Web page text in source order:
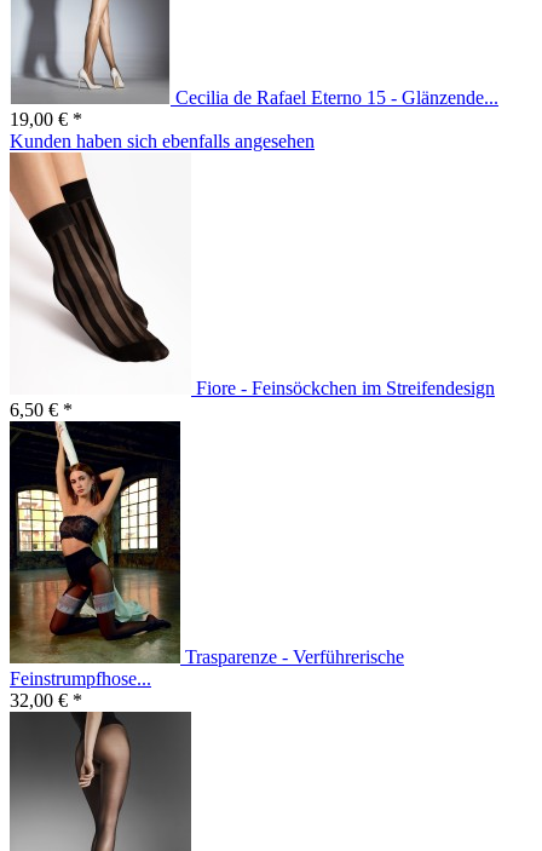
Cecilia de Rafael Eterno 15 - Glänzende...
19,00 € *
Kunden haben sich ebenfalls angesehen
Fiore - Feinsöckchen im Streifendesign
6,50 € *
Trasparenze - Verführerische
Feinstrumpfhose...
32,00 € *